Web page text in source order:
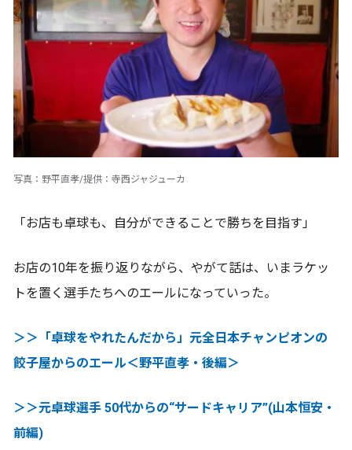
写真：野平直孝/提供：寺西ジャジューカ
「お店も卓球も、自分ができることで勝ちを目指す」
お店の10年を振り返りながら、やがて話は、いまラケッ
トを置く選手たちへのエールになっていった。
＞＞「卓球をやれたんだから」元全日本チャンピオンの
餃子屋からのエール＜野平直孝・後編＞
＞＞元卓球選手 50代からの“サードキャリア”(山本恒安・
前編)